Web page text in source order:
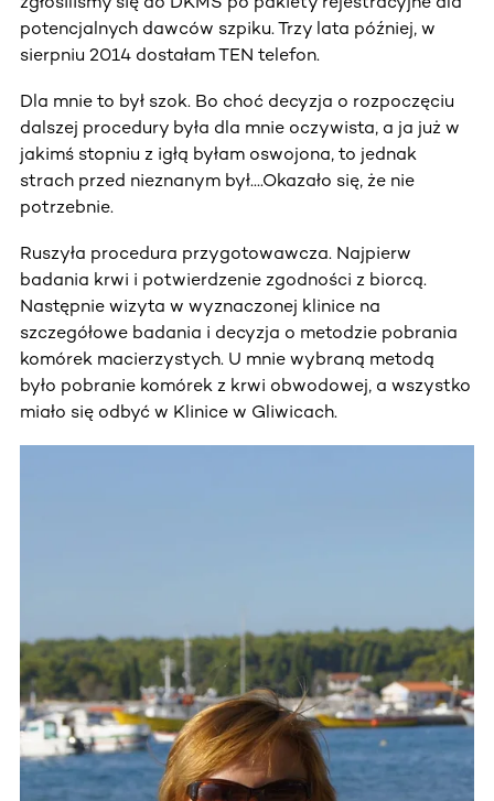
potencjalnych dawców szpiku. Trzy lata później, w
sierpniu 2014 dostałam TEN telefon.
Dla mnie to był szok. Bo choć decyzja o rozpoczęciu
dalszej procedury była dla mnie oczywista, a ja już w
jakimś stopniu z igłą byłam oswojona, to jednak
strach przed nieznanym był....Okazało się, że nie
potrzebnie.
Ruszyła procedura przygotowawcza. Najpierw
badania krwi i potwierdzenie zgodności z biorcą.
Następnie wizyta w wyznaczonej klinice na
szczegółowe badania i decyzja o metodzie pobrania
komórek macierzystych. U mnie wybraną metodą
było pobranie komórek z krwi obwodowej, a wszystko
miało się odbyć w Klinice w Gliwicach.